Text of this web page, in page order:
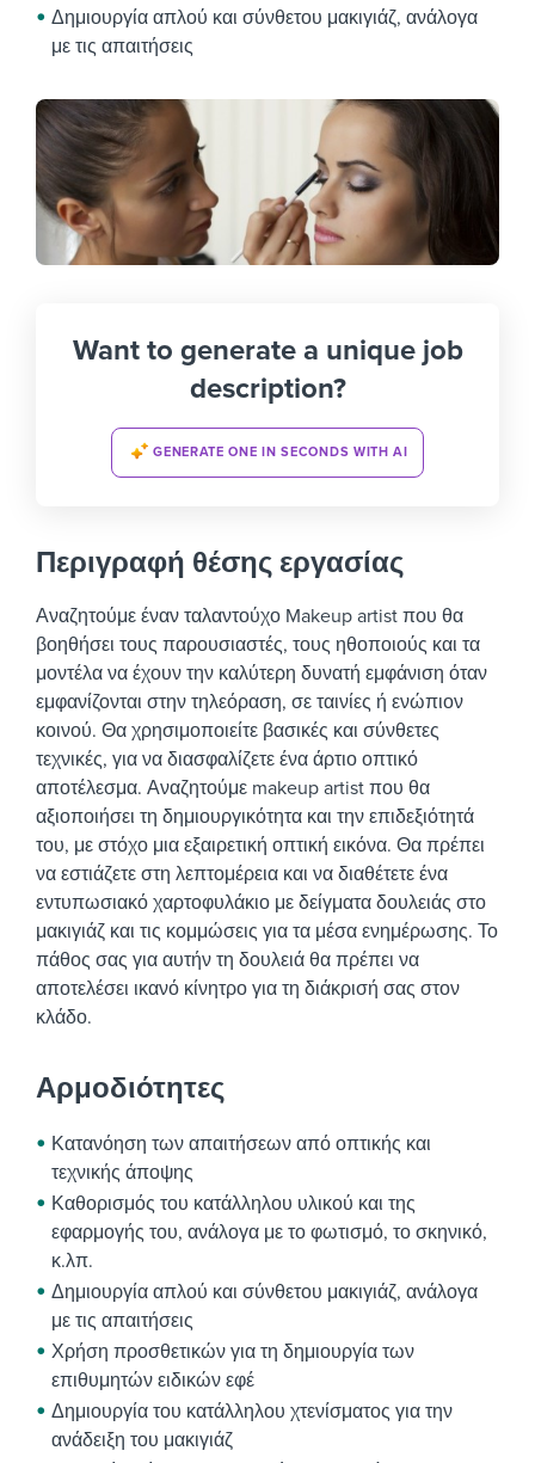
Δημιουργία απλού και σύνθετου μακιγιάζ, ανάλογα
με τις απαιτήσεις
Want to generate a unique job
description?
GENERATE ONE IN SECONDS WITH AI
Περιγραφή θέσης εργασίας
Αναζητούμε έναν ταλαντούχο Makeup artist που θα
βοηθήσει τους παρουσιαστές, τους ηθοποιούς και τα
μοντέλα να έχουν την καλύτερη δυνατή εμφάνιση όταν
εμφανίζονται στην τηλεόραση, σε ταινίες ή ενώπιον
κοινού. Θα χρησιμοποιείτε βασικές και σύνθετες
τεχνικές, για να διασφαλίζετε ένα άρτιο οπτικό
αποτέλεσμα. Αναζητούμε makeup artist που θα
αξιοποιήσει τη δημιουργικότητα και την επιδεξιότητά
του, με στόχο μια εξαιρετική οπτική εικόνα. Θα πρέπει
να εστιάζετε στη λεπτομέρεια και να διαθέτετε ένα
εντυπωσιακό χαρτοφυλάκιο με δείγματα δουλειάς στο
μακιγιάζ και τις κομμώσεις για τα μέσα ενημέρωσης. Το
πάθος σας για αυτήν τη δουλειά θα πρέπει να
αποτελέσει ικανό κίνητρο για τη διάκρισή σας στον
κλάδο.
Αρμοδιότητες
Κατανόηση των απαιτήσεων από οπτικής και
τεχνικής άποψης
Καθορισμός του κατάλληλου υλικού και της
εφαρμογής του, ανάλογα με το φωτισμό, το σκηνικό,
κ.λπ.
Δημιουργία απλού και σύνθετου μακιγιάζ, ανάλογα
με τις απαιτήσεις
Χρήση προσθετικών για τη δημιουργία των
επιθυμητών ειδικών εφέ
Δημιουργία του κατάλληλου χτενίσματος για την
ανάδειξη του μακιγιάζ